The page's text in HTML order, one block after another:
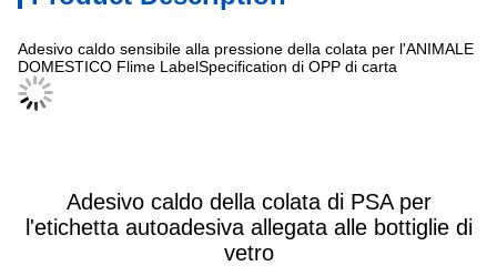
Adesivo caldo sensibile alla pressione della colata per l'ANIMALE
DOMESTICO Flime LabelSpecification di OPP di carta
Adesivo caldo della colata di PSA per
l'etichetta autoadesiva allegata alle bottiglie di
vetro